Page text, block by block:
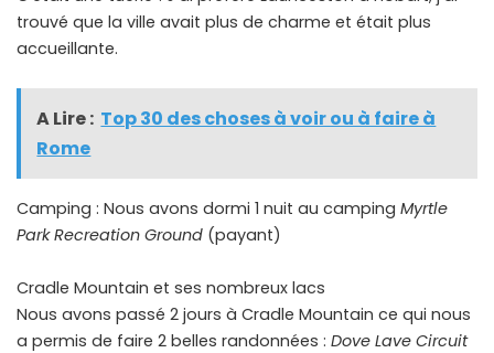
trouvé que la ville avait plus de charme et était plus
accueillante.
A Lire : Top 30 des choses à voir ou à faire à
Rome
Camping : Nous avons dormi 1 nuit au camping Myrtle
Park Recreation Ground (payant)
Cradle Mountain et ses nombreux lacs
Nous avons passé 2 jours à Cradle Mountain ce qui nous
a permis de faire 2 belles randonnées : Dove Lave Circuit